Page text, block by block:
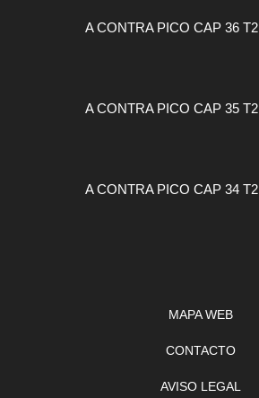
A CONTRA PICO CAP 36 T2
A CONTRA PICO CAP 35 T2
A CONTRA PICO CAP 34 T2
MAPA WEB
CONTACTO
AVISO LEGAL